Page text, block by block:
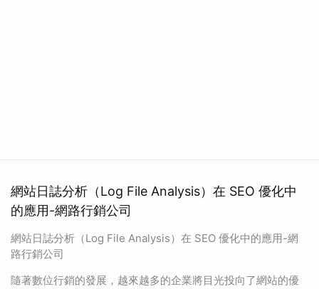
網站日誌分析（Log File Analysis）在 SEO 優化中
的應用-網路行銷公司
網站日誌分析（Log File Analysis）在 SEO 優化中的應用-網
路行銷公司
隨著數位行銷的發展，越來越多的企業將目光投向了網站的優